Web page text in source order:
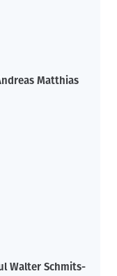
Matthias
Walter Schmits-